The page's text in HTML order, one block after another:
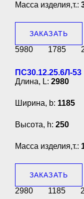
Масса изделия,т.:
ЗАКАЗАТЬ
5980 1785
ПС30.12.25.6Л-53
Длина, L: 2980
Ширина, b: 1185
Высота, h: 250
Масса изделия,т.:
ЗАКАЗАТЬ
2980 1185